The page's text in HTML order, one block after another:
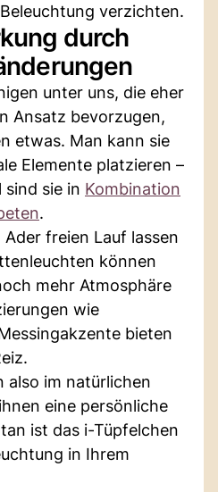
verzichten.
durch
unter uns, die eher
Ansatz bevorzugen,
etwas. Man kann sie
Elemente platzieren –
sie in Kombination
.
freien Lauf lassen
können
mehr Atmosphäre
wie
bieten
also im natürlichen
eine persönliche
ist das i-Tüpfelchen
in Ihrem